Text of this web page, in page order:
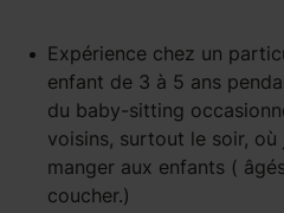
Expérience chez un
enfant de 3 à 5 ans
du baby-sitting
voisins, surtout le soir,
manger aux enfants (
coucher.)